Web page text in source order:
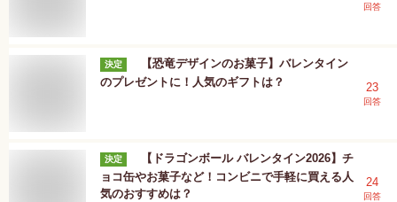
回答
決定
【恐竜デザインのお菓子】バレンタイン
のプレゼントに！人気のギフトは？
23
回答
決定
【ドラゴンボール バレンタイン2026】チ
ョコ缶やお菓子など！コンビニで手軽に買える人
気のおすすめは？
24
回答